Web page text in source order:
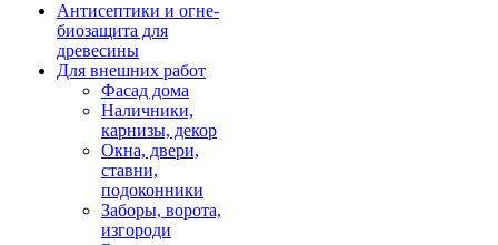
Антисептики и огне-
биозащита для
древесины
Для внешних работ
Фасад дома
Наличники,
карнизы, декор
Окна, двери,
ставни,
подоконники
Заборы, ворота,
изгороди